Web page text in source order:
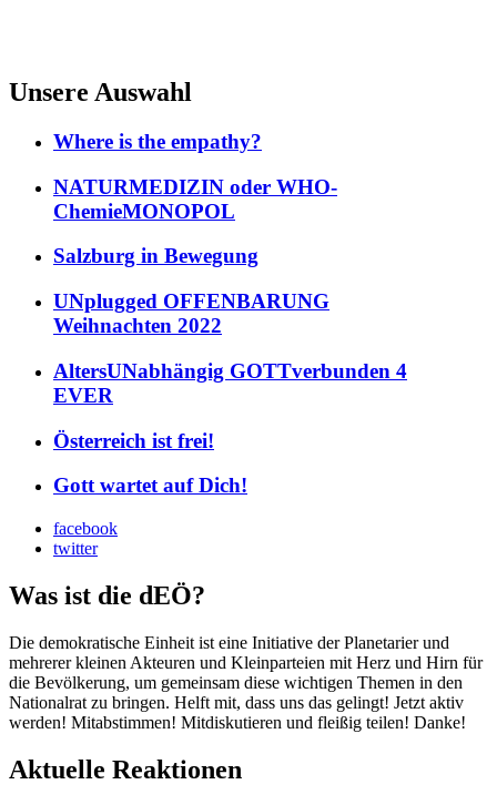
Unsere Auswahl
Where is the empathy?
NATURMEDIZIN oder WHO-
ChemieMONOPOL
Salzburg in Bewegung
UNplugged OFFENBARUNG
Weihnachten 2022
AltersUNabhängig GOTTverbunden 4
EVER
Österreich ist frei!
Gott wartet auf Dich!
facebook
twitter
Was ist die dEÖ?
Die demokratische Einheit ist eine Initiative der Planetarier und
mehrerer kleinen Akteuren und Kleinparteien mit Herz und Hirn für
die Bevölkerung, um gemeinsam diese wichtigen Themen in den
Nationalrat zu bringen. Helft mit, dass uns das gelingt! Jetzt aktiv
werden! Mitabstimmen! Mitdiskutieren und fleißig teilen! Danke!
Aktuelle Reaktionen